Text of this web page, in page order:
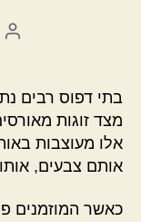
בתי דפוס רבים
מצד זוגות
אלו מעוצבות
אותם צבעים,
כאשר המוזמנים